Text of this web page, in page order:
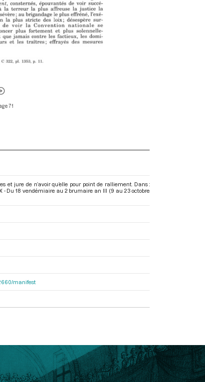
71
jure de n’avoir qu’elle pour point de ralliement. Dans :
Du 18 vendémiaire au 2 brumaire an III (9 au 23 octobre
manifest